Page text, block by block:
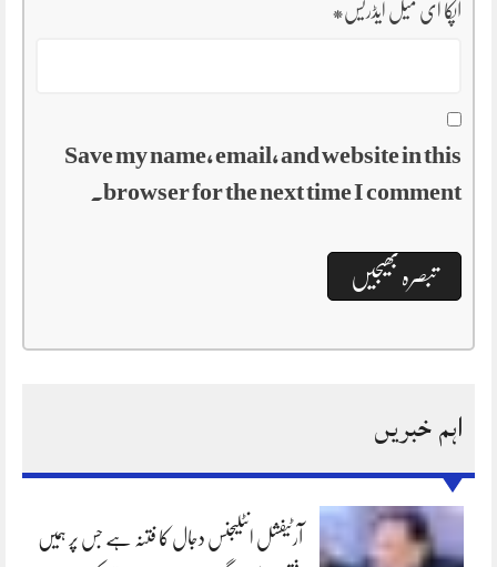
آپکا ای میل ایڈریس*
Save my name, email, and website in this
browser for the next time I comment.
اہم خبریں
آرٹیفشل انٹلیجنس دجال کا فتنہ ہے جس پر ہمیں